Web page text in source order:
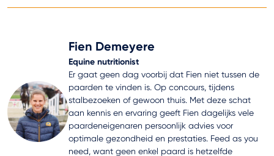
Fien Demeyere
Equine nutritionist
Er gaat geen dag voorbij dat Fien niet tussen de
paarden te vinden is. Op concours, tijdens
stalbezoeken of gewoon thuis. Met deze schat
aan kennis en ervaring geeft Fien dagelijks vele
paardeneigenaren persoonlijk advies voor
optimale gezondheid en prestaties. Feed as you
need, want geen enkel paard is hetzelfde